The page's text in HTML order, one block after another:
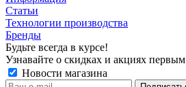
Статьи
Технологии производства
Бренды
Будьте всегда в курсе!
Узнавайте о скидках и акциях первым
Новости магазина